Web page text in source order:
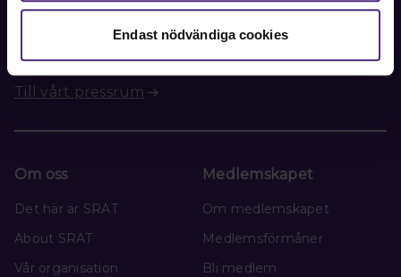
Endast nödvändiga cookies
kansliets ordinarie öppettider.
Till vårt pressrum
Om oss
Det här är SRAT
About SRAT
Vår organisation
Medlemskapet
Om medlemskapet
Medlemsförmåner
Bli medlem